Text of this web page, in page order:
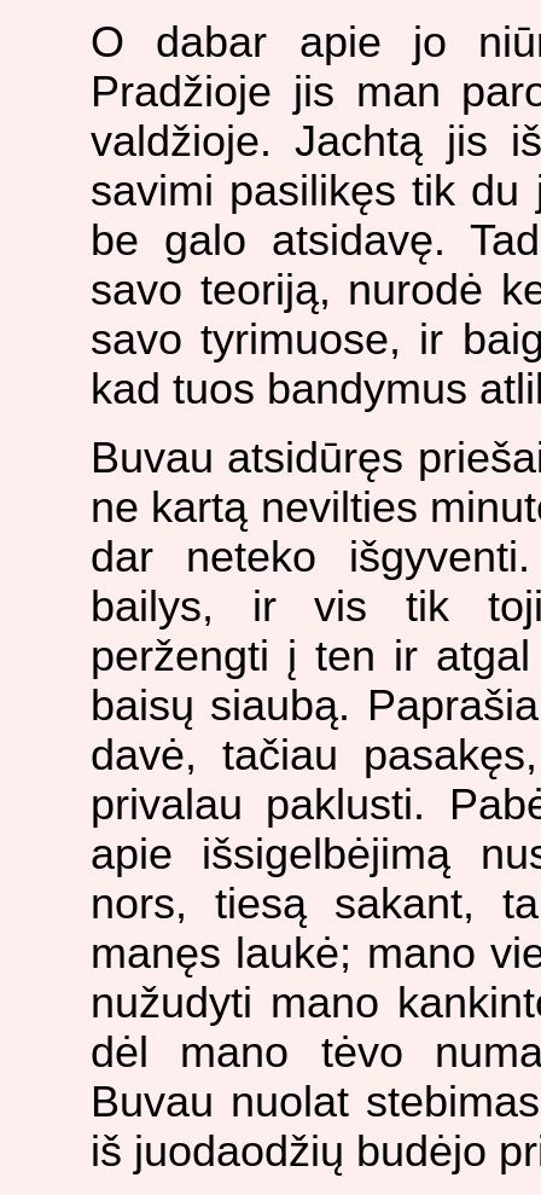
O dabar apie jo
Pradžioje jis man
valdžioje. Jachtą jis
savimi pasilikęs tik du
be galo atsidavę.
savo teoriją, nurodė
savo tyrimuose, ir
kad tuos bandymus
Buvau atsidūręs
ne kartą nevilties
dar neteko
bailys, ir vis tik toji
peržengti į ten ir
baisų siaubą.
davė, tačiau
privalau paklusti.
apie išsigelbėjimą
nors, tiesą sakant,
manęs laukė; mano
nužudyti mano
dėl mano tėvo
Buvau nuolat
iš juodaodžių budėjo